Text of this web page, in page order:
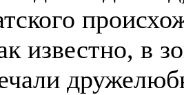
известно, в